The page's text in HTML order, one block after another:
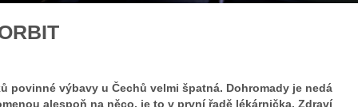
povinné výbavy u Čechů velmi špatná. Dohromady je nedá
alespoň na něco, je to v první řadě lékárnička. Zdraví